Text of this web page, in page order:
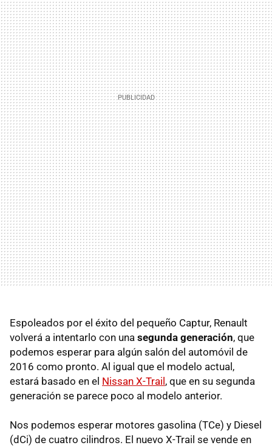
Espoleados por el éxito del pequeño Captur, Renault
volverá a intentarlo con una segunda generación, que
podemos esperar para algún salón del automóvil de
2016 como pronto. Al igual que el modelo actual,
estará basado en el Nissan X-Trail, que en su segunda
generación se parece poco al modelo anterior.
Nos podemos esperar motores gasolina (TCe) y Diesel
(dCi) de cuatro cilindros. El nuevo X-Trail se vende en